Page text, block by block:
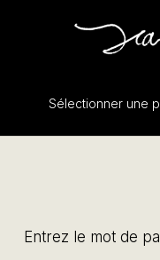
Sélectionner une
Entrez le mot de